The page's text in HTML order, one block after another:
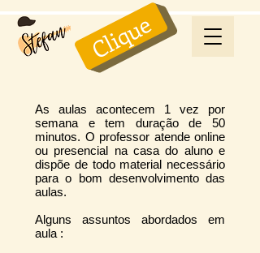
Clique
As aulas acontecem 1 vez por
semana e tem duração de 50
minutos. O professor atende online
ou presencial na casa do aluno e
dispõe de todo material necessário
para o bom desenvolvimento das
aulas.
Alguns assuntos abordados em
aula :